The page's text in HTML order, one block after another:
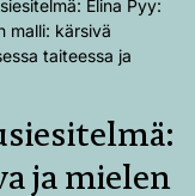
Elina Pyy:
malli: kärsivä
taiteessa ja
ja mielen